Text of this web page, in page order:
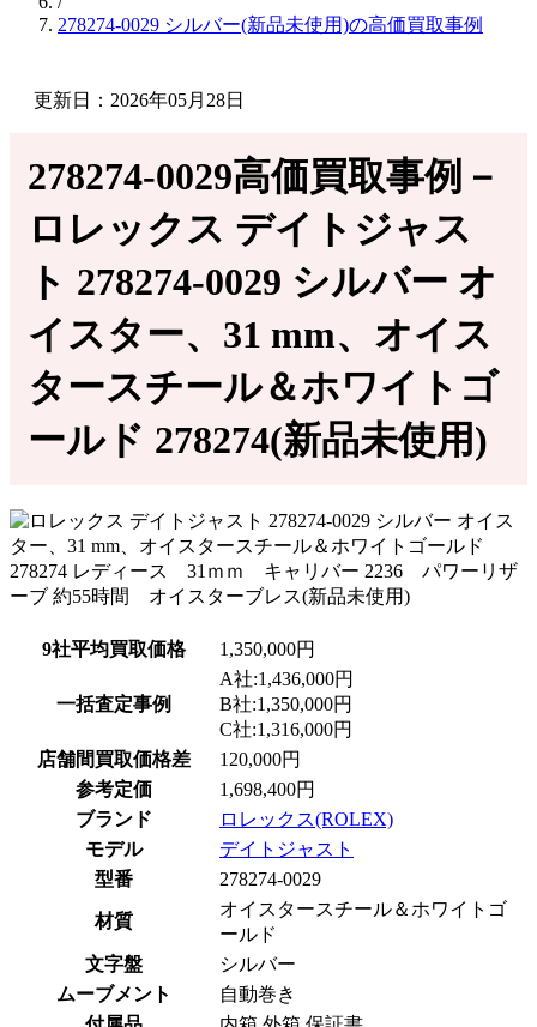
278274-0029 シルバー(新品未使用)の高価買取事例
更新日：2026年05月28日
278274-0029高価買取事例－
ロレックス デイトジャス
ト 278274-0029 シルバー オ
イスター、31 mm、オイス
タースチール＆ホワイトゴ
ールド 278274(新品未使用)
9社平均買取価格 1,350,000円
一括査定事例
A社:1,436,000円
B社:1,350,000円
C社:1,316,000円
店舗間買取価格差
120,000円
参考定価
1,698,400円
ブランド
ロレックス(ROLEX)
モデル
デイトジャスト
型番
278274-0029
材質
オイスタースチール＆ホワイトゴ
ールド
文字盤
シルバー
ムーブメント
自動巻き